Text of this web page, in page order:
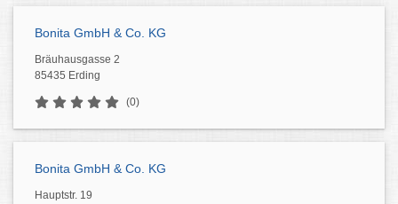
Bonita GmbH & Co. KG
Bräuhausgasse 2
85435 Erding
(0)
Bonita GmbH & Co. KG
Hauptstr. 19